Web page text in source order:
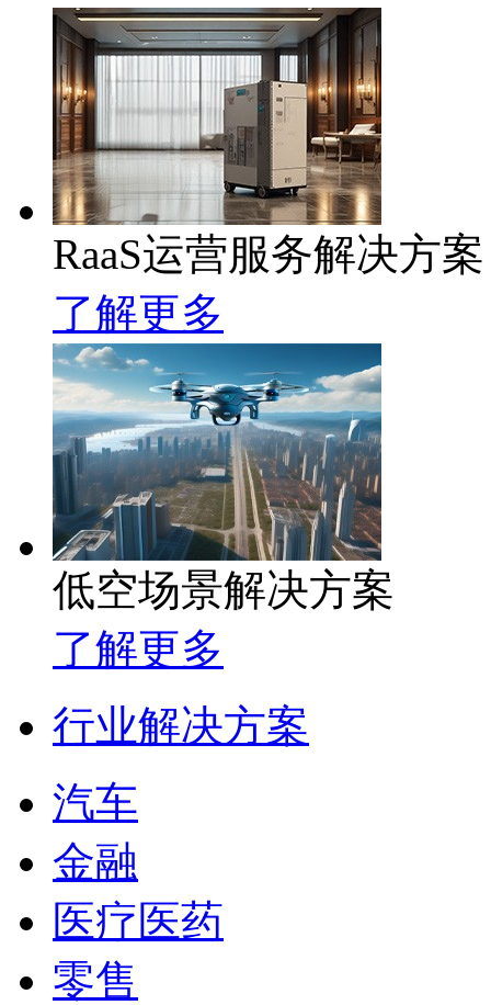
RaaS运营服务解决方案
了解更多
低空场景解决方案
了解更多
行业解决方案
汽车
金融
医疗医药
零售